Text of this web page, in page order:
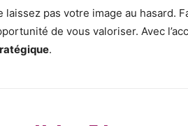
laissez pas votre image au hasard.
de vous valoriser. Avec
.